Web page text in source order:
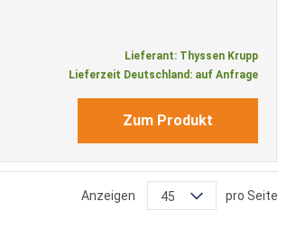
Lieferant: Thyssen Krupp
Lieferzeit Deutschland: auf Anfrage
Zum Produkt
Anzeigen 45 pro Seite